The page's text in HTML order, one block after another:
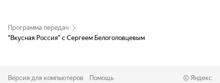
Программа передач
"Вкусная Россия" с Сергеем Белоголовцевым
Версия для компьютеров Помощь © Яндекс